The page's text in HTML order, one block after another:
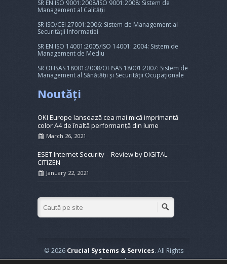
SR EN ISO 9001:2008/ISO 9001:2008: Sistem de
Management al Calității
SR ISO/CEI 27001:2006: Sistem de Management al
Securității Informației
SR EN ISO 14001:2005/ISO 14001: 2004: Sistem de
Management de Mediu
SR OHSAS 18001:2008/OHSAS 18001:2007: Sistem de
Management al Sănătății și Securității Ocupaționale
Noutăți
OKI Europe lansează cea mai mică imprimantă
color A4 de înaltă performanță din lume
March 26, 2021
ESET Internet Security – Review by DIGITAL
CITIZEN
January 22, 2021
© 2026 Crucial Systems & Services. All Rights
Reserved.